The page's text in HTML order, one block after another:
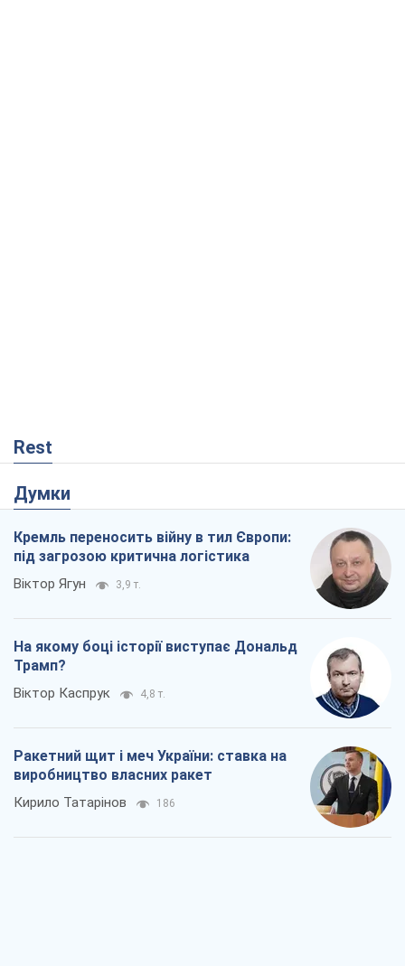
Rest
Думки
Кремль переносить війну в тил Європи:
під загрозою критична логістика
Віктор Ягун 3,9 т.
На якому боці історії виступає Дональд
Трамп?
Віктор Каспрук 4,8 т.
Ракетний щит і меч України: ставка на
виробництво власних ракет
Кирило Татарінов 186